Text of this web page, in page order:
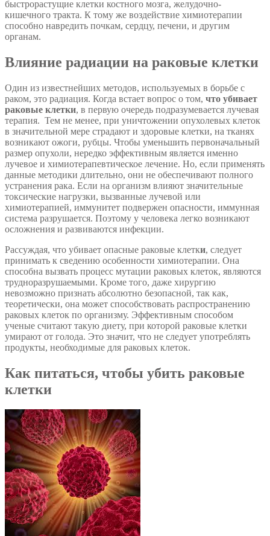
быстрорастущие клетки костного мозга, желудочно-
кишечного тракта. К тому же воздействие химиотерапии
способно навредить почкам, сердцу, печени, и другим
органам.
Влияние радиации на раковые клетки
Один из известнейших методов, используемых в борьбе с
раком, это радиация. Когда встает вопрос о том, что убивает
раковые клетки, в первую очередь подразумевается лучевая
терапия. Тем не менее, при уничтожении опухолевых клеток
в значительной мере страдают и здоровые клетки, на тканях
возникают ожоги, рубцы. Чтобы уменьшить первоначальный
размер опухоли, нередко эффективным является именно
лучевое и химиотерапевтическое лечение. Но, если применять
данные методики длительно, они не обеспечивают полного
устранения рака. Если на организм влияют значительные
токсические нагрузки, вызванные лучевой или
химиотерапией, иммунитет подвержен опасности, иммунная
система разрушается. Поэтому у человека легко возникают
осложнения и развиваются инфекции.
Рассуждая, что убивает опасные раковые клетки, следует
принимать к сведению особенности химиотерапии. Она
способна вызвать процесс мутации раковых клеток, являются
трудноразрушаемыми. Кроме того, даже хирургию
невозможно признать абсолютно безопасной, так как,
теоретически, она может способствовать распространению
раковых клеток по организму. Эффективным способом
ученые считают такую диету, при которой раковые клетки
умирают от голода. Это значит, что не следует употреблять
продукты, необходимые для раковых клеток.
Как питаться, чтобы убить раковые
клетки